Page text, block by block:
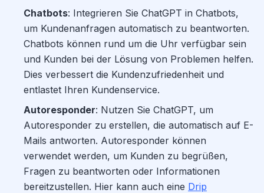
Chatbots: Integrieren Sie ChatGPT in Chatbots,
um Kundenanfragen automatisch zu beantworten.
Chatbots können rund um die Uhr verfügbar sein
und Kunden bei der Lösung von Problemen helfen.
Dies verbessert die Kundenzufriedenheit und
entlastet Ihren Kundenservice.
Autoresponder: Nutzen Sie ChatGPT, um
Autoresponder zu erstellen, die automatisch auf E-
Mails antworten. Autoresponder können
verwendet werden, um Kunden zu begrüßen,
Fragen zu beantworten oder Informationen
bereitzustellen. Hier kann auch eine Drip